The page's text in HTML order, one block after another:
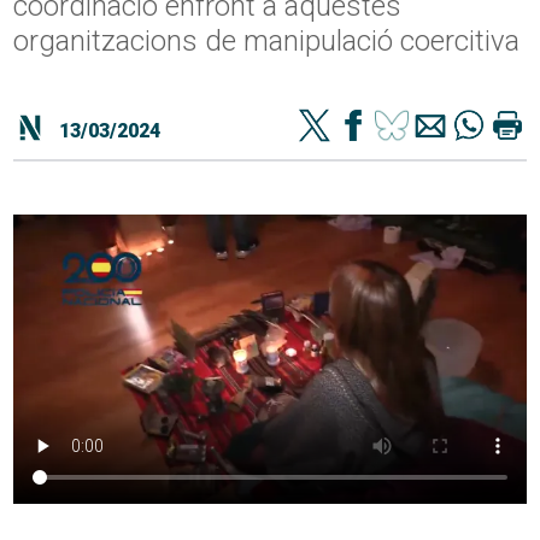
organitzacions de manipulació coercitiva
13/03/2024